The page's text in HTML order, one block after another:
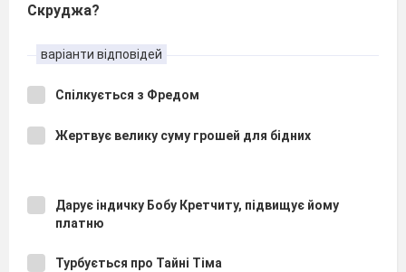
Скруджа?
варіанти відповідей
Спілкується з Фредом
Жертвує велику суму грошей для бідних
Дарує індичку Бобу Кретчиту, підвищує йому
платню
Турбується про Тайні Тіма